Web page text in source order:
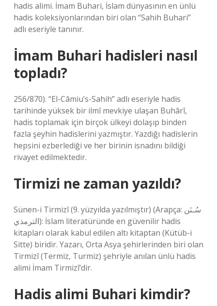
hadis alimi. İmam Buhari, İslam dünyasının en ünlü
hadis koleksiyonlarından biri olan “Sahih Buhari”
adlı eseriyle tanınır.
İmam Buhari hadisleri nasıl
topladı?
256/870). “El-Câmiu’s-Sahih” adlı eseriyle hadis
tarihinde yüksek bir ilmî mevkiye ulaşan Buhârî,
hadis toplamak için birçok ülkeyi dolaşıp binden
fazla şeyhin hadislerini yazmıştır. Yazdığı hadislerin
hepsini ezberlediği ve her birinin isnadını bildiği
rivayet edilmektedir.
Tirmizi ne zaman yazıldı?
Sünen-i Tirmizî (9. yüzyılda yazılmıştır) (Arapça: سُـنَن
الترمذي): İslam literatüründe en güvenilir hadis
kitapları olarak kabul edilen altı kitaptan (Kütüb-i
Sitte) biridir. Yazarı, Orta Asya şehirlerinden biri olan
Tirmizî (Termiz, Turmiz) şehriyle anılan ünlü hadis
alimi İmam Tirmizî’dir.
Hadis alimi Buhari kimdir?